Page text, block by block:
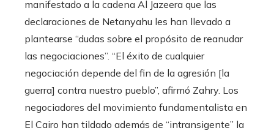
manifestado a la cadena Al Jazeera que las
declaraciones de Netanyahu les han llevado a
plantearse “dudas sobre el propósito de reanudar
las negociaciones”. “El éxito de cualquier
negociación depende del fin de la agresión [la
guerra] contra nuestro pueblo”, afirmó Zahry. Los
negociadores del movimiento fundamentalista en
El Cairo han tildado además de “intransigente” la